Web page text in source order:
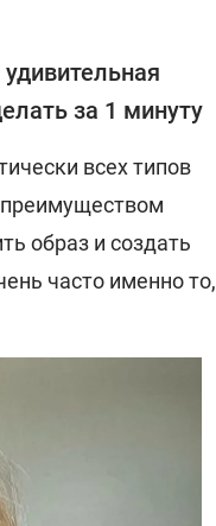
за 1 минуту
всех типов
образ и создать
часто именно то,